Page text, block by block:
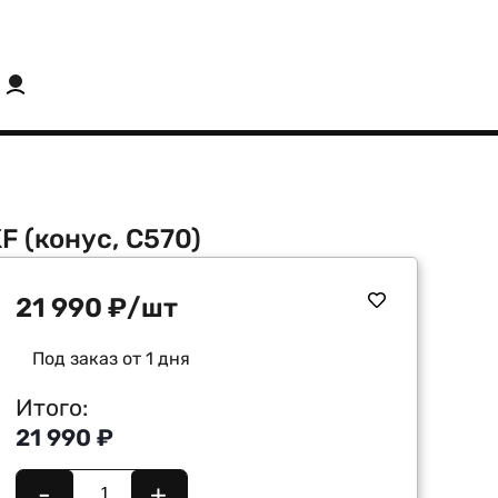
(конус, C570)
21 990₽/шт
Под заказ от 1 дня
Итого:
21 990 ₽